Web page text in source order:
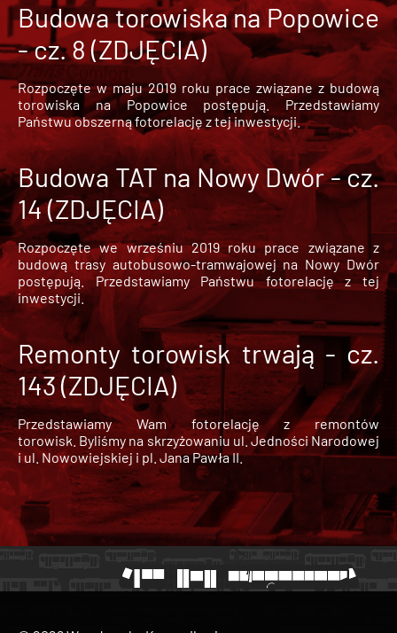
Budowa torowiska na Popowice
- cz. 8 (ZDJĘCIA)
Rozpoczęte w maju 2019 roku prace związane z budową
torowiska na Popowice
postępują. Przedstawiamy
Państwu obszerną fotorelację z tej inwestycji.
Budowa TAT na Nowy Dwór - cz.
14 (ZDJĘCIA)
Rozpoczęte we wrześniu 2019 roku prace związane z
budową trasy autobusowo-tramwajowej na Nowy Dwór
postępują. Przedstawiamy Państwu fotorelację z tej
inwestycji.
Remonty torowisk trwają - cz.
143 (ZDJĘCIA)
Przedstawiamy Wam fotorelację z remontów
torowisk. Byliśmy na skrzyżowaniu ul. Jedności Narodowej
i ul. Nowowiejskiej i pl. Jana Pawła II.